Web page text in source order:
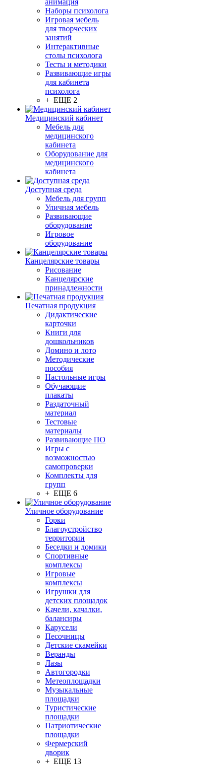
анимация
Наборы психолога
Игровая мебель
для творческих
занятий
Интерактивные
столы психолога
Тесты и методики
Развивающие игры
для кабинета
психолога
+ ЕЩЕ 2
Медицинский кабинет
Мебель для
медицинского
кабинета
Оборудование для
медицинского
кабинета
Доступная среда
Мебель для групп
Уличная мебель
Развивающие
оборудование
Игровое
оборудование
Канцелярские товары
Рисование
Канцелярские
принадлежности
Печатная продукция
Дидактические
карточки
Книги для
дошкольников
Домино и лото
Методические
пособия
Настольные игры
Обучающие
плакаты
Раздаточный
материал
Тестовые
материалы
Развивающие ПО
Игры с
возможностью
самопроверки
Комплекты для
групп
+ ЕЩЕ 6
Уличное оборудование
Горки
Благоустройство
территории
Беседки и домики
Спортивные
комплексы
Игровые
комплексы
Игрушки для
детских площадок
Качели, качалки,
балансиры
Карусели
Песочницы
Детские скамейки
Веранды
Лазы
Автогородки
Метеоплощадки
Музыкальные
площадки
Туристические
площадки
Патриотические
площадки
Фермерский
дворик
+ ЕЩЕ 13